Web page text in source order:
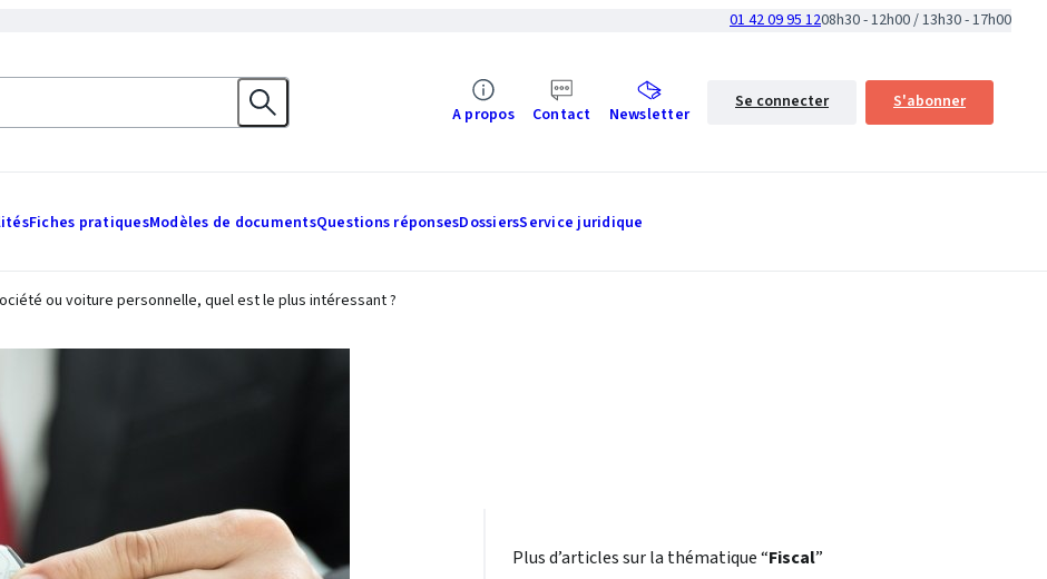
01 42 09 95 1208h30 - 12h00 / 13h30 - 17h00
A propos Contact Newsletter
Se connecter S'abonner
Fiches pratiquesModèles de documentsQuestions réponsesDossiersService juridique
ou voiture personnelle, quel est le plus intéressant ?
Plus d’articles sur la thématique “Fiscal”